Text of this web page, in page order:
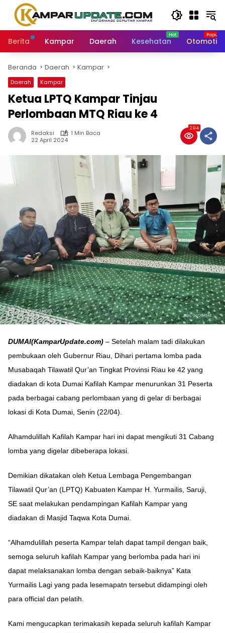
Langsung
konten
Berita
Kampar Daerah Kesehatan Otomotif
Beranda Daerah Kampar
Daerah Kampar
Ketua LPTQ Kampar Tinjau
Perlombaan MTQ Riau ke 4
Redaksi
1 Min Baca
22 April 2024
294
DUMAI(KamparUpdate.com) – Setelah malam tadi dilakukan
pembukaan oleh Gubernur Riau, Dihari pertama lomba pada
Musabaqah Tilawatil Qur’an Tingkat Provinsi Riau ke 42 yang
diadakan di kota Dumai Kafilah Kampar menurunkan 31 Peserta
pada berbagai cabang perlombaan yang di gelar di berbagai
lokasi di Kota Dumai, Senin (22/04).
Alhamdulillah Kafilah Kampar hari ini dapat mengikuti 31 Cabang
lomba yang digelar dibeberapa lokasi.
Demikian dikatakan oleh Ketua Lembaga Pengembangan
Tilawatil Qur’an (LPTQ) Kabuaten Kampar H. Yurmailis, Saruji,
SE saat melakukan pendampingan Kafilah Kampar yang
diadakan di Masjid Taqwa Kota Dumai.
“Alhamdulillah peserta Kampar telah dapat tampil dengan baik,
semoga seluruh kafilah Kampar yang berlomba pada hari ini
dapat melaksanakan lomba dengan sebaik-baiknya” Kata
Yurmailis Lagi yang pada lesemapatn tersebut didampingi oleh
para official dan pelatih.
Kami mengucapkan terimakasih kepada seluruh kafilah Kampar